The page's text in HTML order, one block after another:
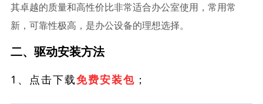
其卓越的质量和高性价比非常适合办公室使用，常用常
新，可靠性极高，是办公设备的理想选择。
二、驱动安装方法
1、点击下载免费安装包 ；